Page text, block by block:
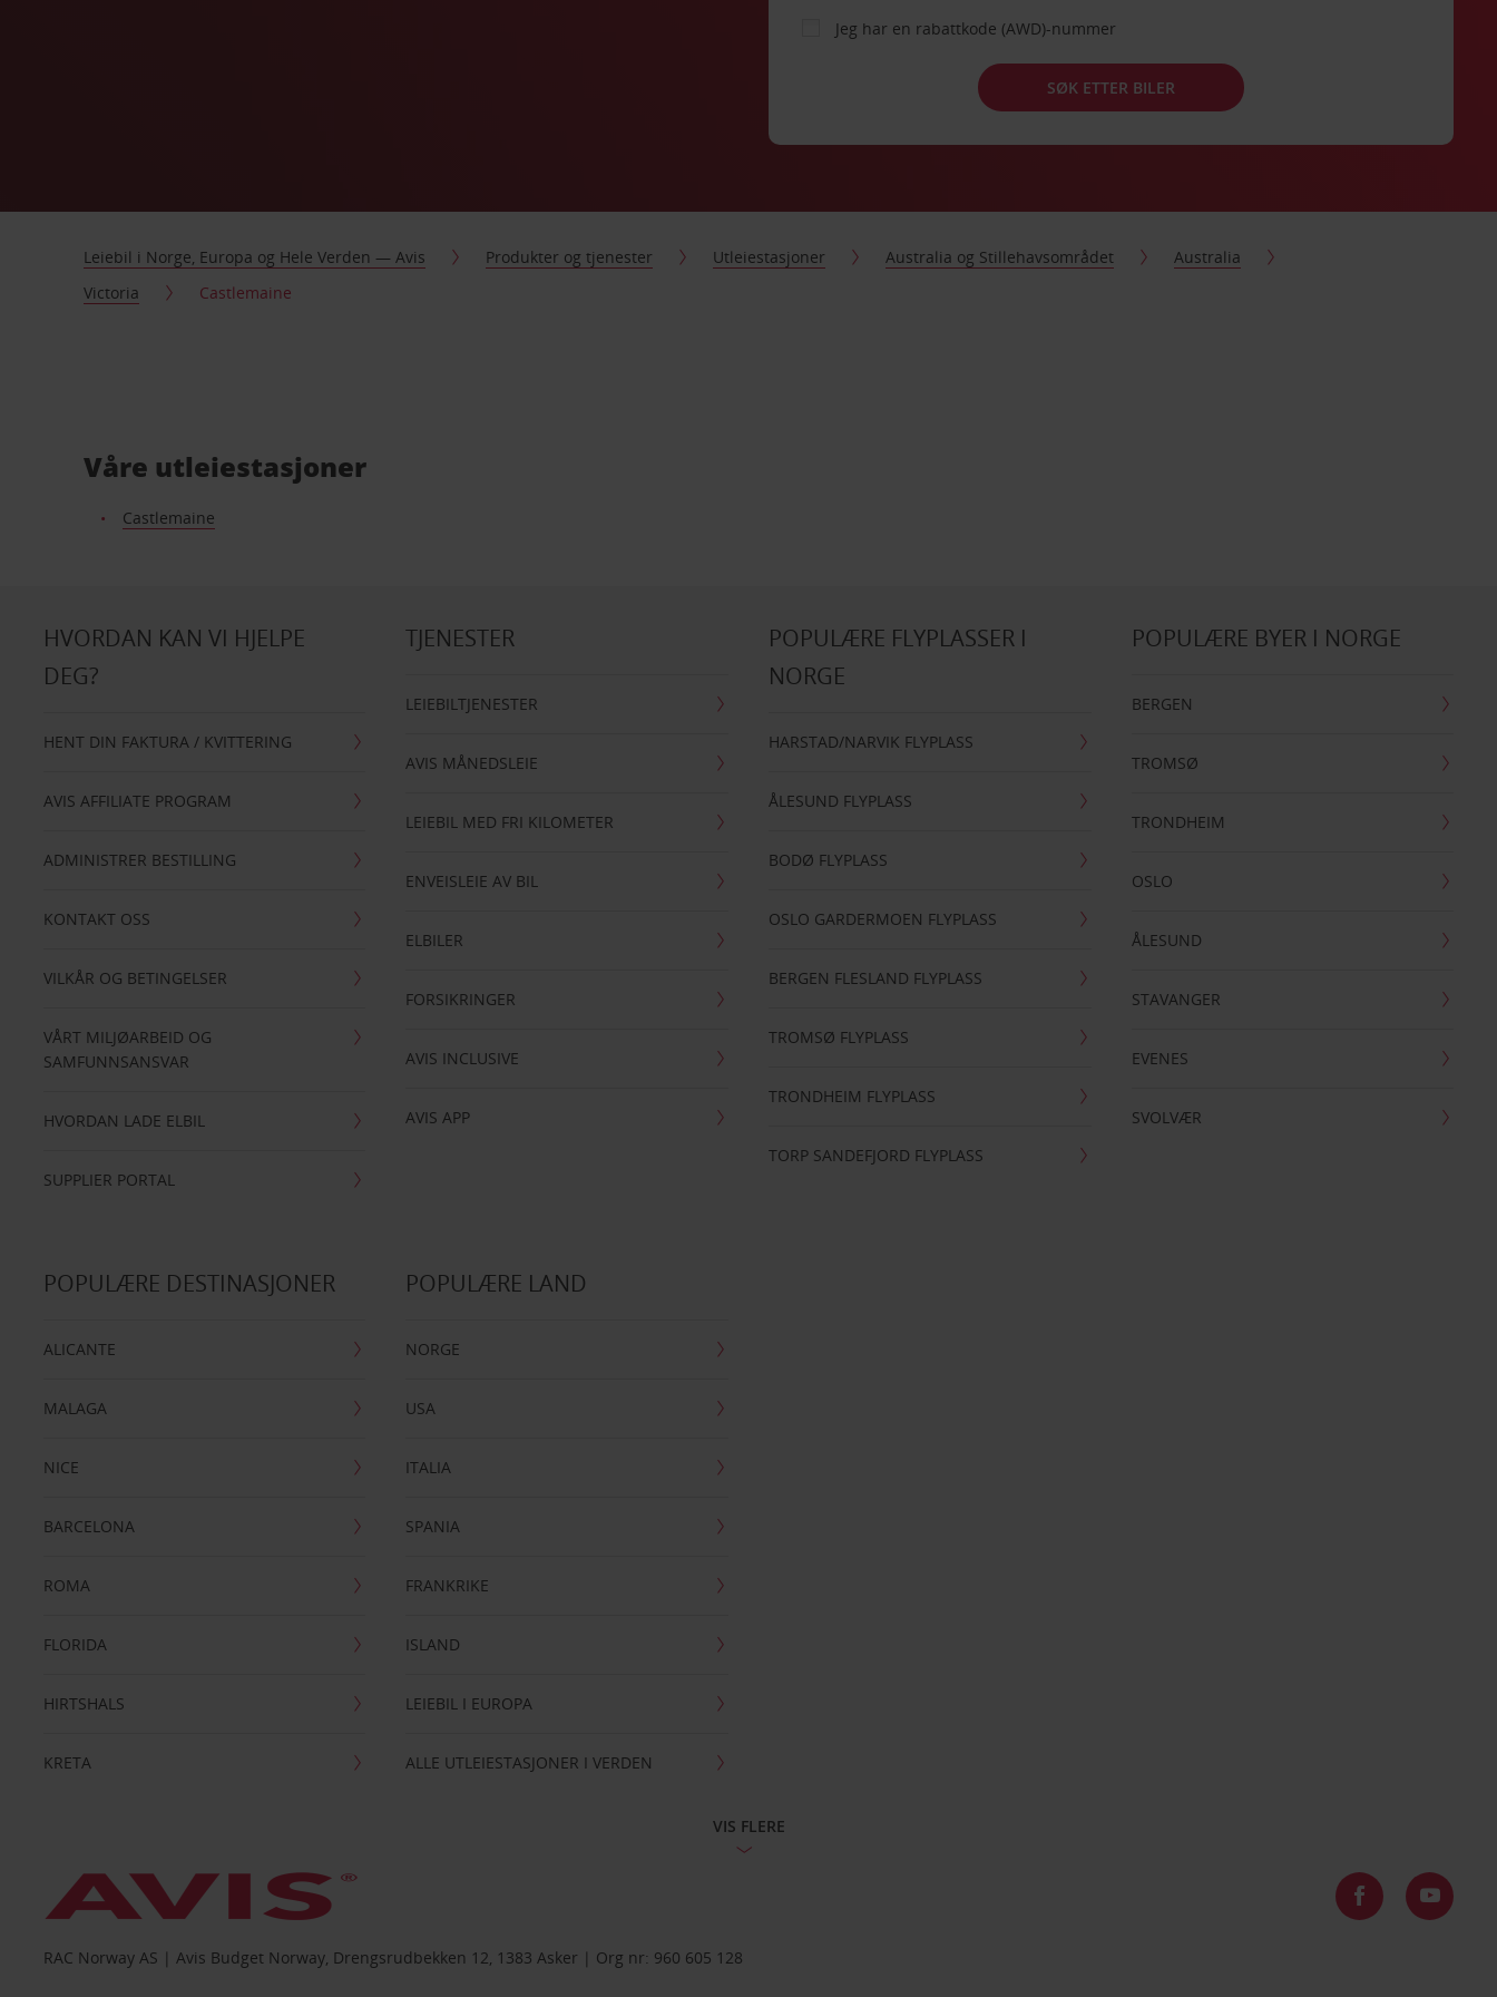
Jeg har en rabattkode (AWD)-nummer
SØK ETTER BILER
Leiebil i Norge, Europa og Hele Verden — Avis Produkter og tjenester Utleiestasjoner Australia og Stillehavsområdet
Australia
Victoria
Castlemaine
Våre utleiestasjoner
Castlemaine
HVORDAN KAN VI HJELPE
DEG?
HENT DIN FAKTURA / KVITTERING
AVIS AFFILIATE PROGRAM
ADMINISTRER BESTILLING
KONTAKT OSS
VILKÅR OG BETINGELSER
VÅRT MILJØARBEID OG
SAMFUNNSANSVAR
HVORDAN LADE ELBIL
SUPPLIER PORTAL
TJENESTER
LEIEBILTJENESTER
AVIS MÅNEDSLEIE
LEIEBIL MED FRI KILOMETER
ENVEISLEIE AV BIL
ELBILER
FORSIKRINGER
AVIS INCLUSIVE
AVIS APP
POPULÆRE FLYPLASSER I
NORGE
HARSTAD/NARVIK FLYPLASS
ÅLESUND FLYPLASS
BODØ FLYPLASS
OSLO GARDERMOEN FLYPLASS
BERGEN FLESLAND FLYPLASS
TROMSØ FLYPLASS
TRONDHEIM FLYPLASS
TORP SANDEFJORD FLYPLASS
POPULÆRE BYER I NORGE
BERGEN
TROMSØ
TRONDHEIM
OSLO
ÅLESUND
STAVANGER
EVENES
SVOLVÆR
POPULÆRE DESTINASJONER
ALICANTE
MALAGA
NICE
BARCELONA
ROMA
FLORIDA
HIRTSHALS
KRETA
POPULÆRE LAND
NORGE
USA
ITALIA
SPANIA
FRANKRIKE
ISLAND
LEIEBIL I EUROPA
ALLE UTLEIESTASJONER I VERDEN
VIS FLERE
RAC Norway AS | Avis Budget Norway, Drengsrudbekken 12, 1383 Asker | Org nr: 960 605 128